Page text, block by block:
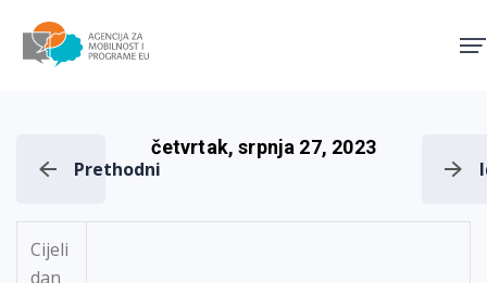
Prethodni
četvrtak, srpnja 27, 2023
Cijeli
dan